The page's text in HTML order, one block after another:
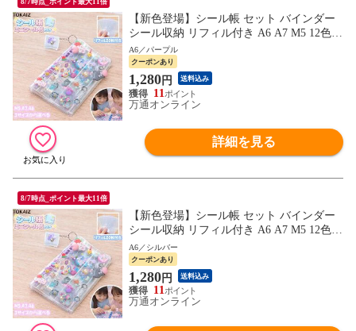
【新色登場】シール帳 セット バインダー
シール収納 リフィル付き A6 A7 M5 12色
クリア シールバインダー 手帳 持ち運び ミ
ニサイズ 透明 推し活グッズ ステッカー 収
納ファイル
A6／パープル
クーポンあり
1,280円 送料込み
11
万通オンライン
詳細を見る
8/7時点_ポイント最大11倍
【新色登場】シール帳 セット バインダー
シール収納 リフィル付き A6 A7 M5 12色
クリア シールバインダー 手帳 持ち運び ミ
ニサイズ 透明 推し活グッズ ステッカー 収
納ファイル
A6／シルバー
クーポンあり
1,280円 送料込み
11
万通オンライン